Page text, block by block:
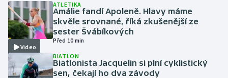
Gymnastika
Házená
Jezdectví
Video
ATLETIKA
Amálie fandí Apoleně. Hlavy máme
skvěle srovnané, říká zkušenější ze
sester Švábíkových
Před 10 min
BIATLON
Biatlonista Jacquelin si plní cyklistický
sen, čekají ho dva závody